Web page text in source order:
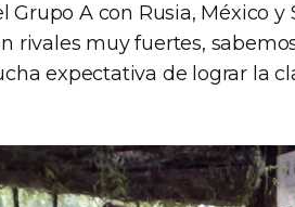
Grupo A con Rusia, México
rivales muy fuertes,
expectativa de lograr la